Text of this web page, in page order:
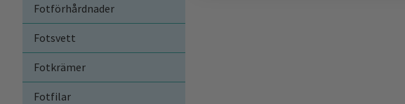
Fotförhårdnader
Fotsvett
Fotkrämer
Fotfilar